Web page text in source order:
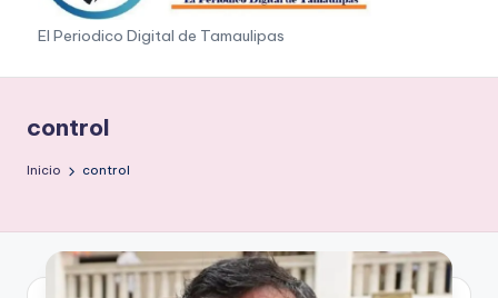
p
e
s
.
El Periodico Digital de Tamaulipas
control
Inicio control